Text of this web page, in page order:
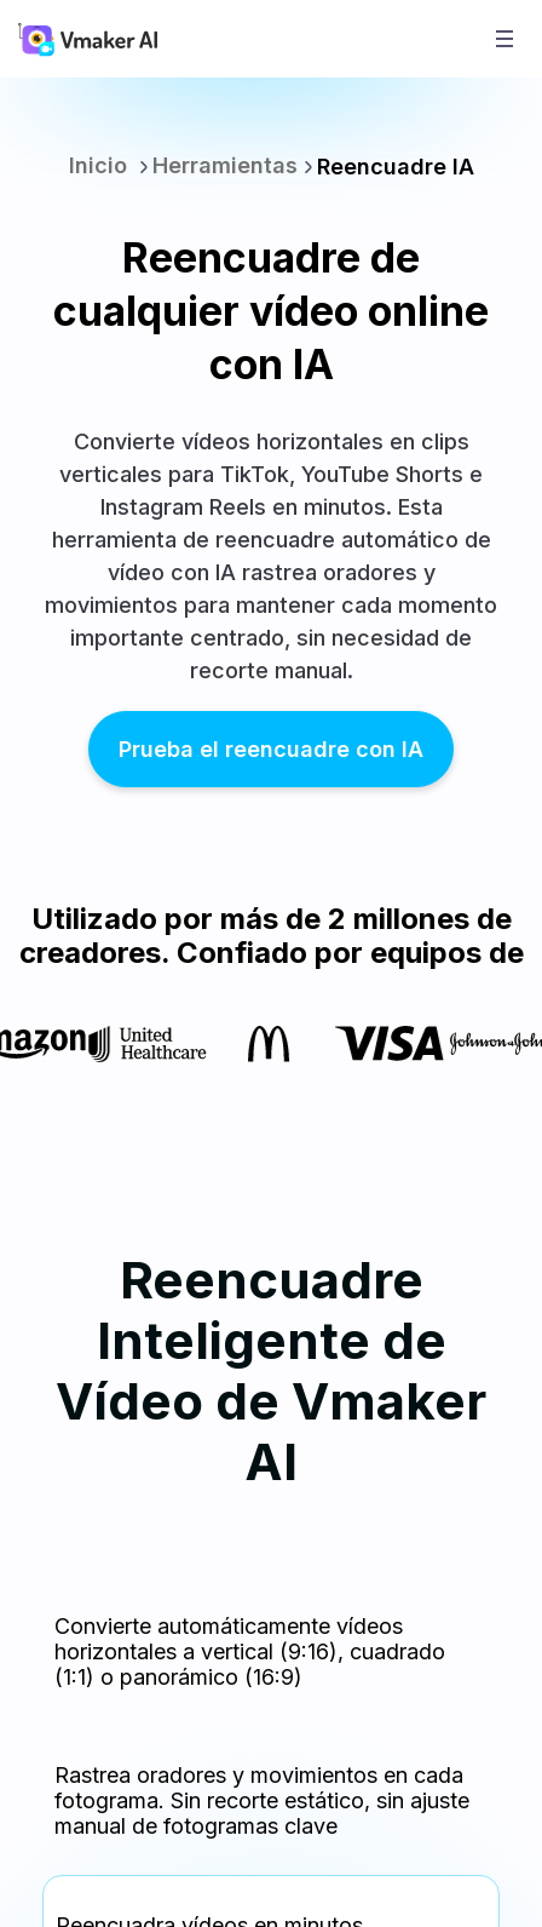
Inicio Herramientas Reencuadre IA
Reencuadre de
cualquier vídeo online
con IA
Convierte vídeos horizontales en clips
verticales para TikTok, YouTube Shorts e
Instagram Reels en minutos. Esta
herramienta de reencuadre automático de
vídeo con IA rastrea oradores y
movimientos para mantener cada momento
importante centrado, sin necesidad de
recorte manual.
Prueba el reencuadre con IA
Utilizado por más de 2 millones de
creadores. Confiado por equipos de
Reencuadre
Inteligente de
Vídeo de Vmaker
AI
Convierte automáticamente vídeos
horizontales a vertical (9:16), cuadrado
(1:1) o panorámico (16:9)
Rastrea oradores y movimientos en cada
fotograma. Sin recorte estático, sin ajuste
manual de fotogramas clave